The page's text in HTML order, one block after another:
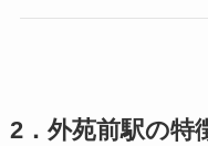
2．外苑前駅の特